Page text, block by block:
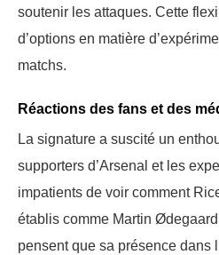
soutenir les attaques. Cette
d’options en matière
matchs.
Réactions des fans et des
La signature a suscité un
supporters d’Arsenal et les
impatients de voir comment
établis comme Martin
pensent que sa présence dans